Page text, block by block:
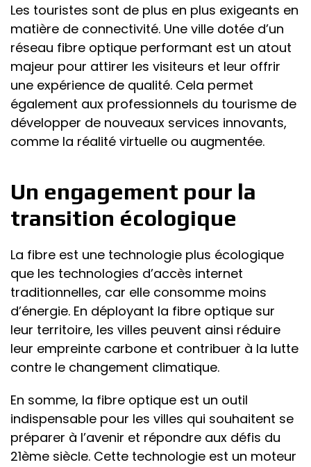
Les touristes sont de plus en plus exigeants en
matière de connectivité. Une ville dotée d’un
réseau fibre optique performant est un atout
majeur pour attirer les visiteurs et leur offrir
une expérience de qualité. Cela permet
également aux professionnels du tourisme de
développer de nouveaux services innovants,
comme la réalité virtuelle ou augmentée.
Un engagement pour la
transition écologique
La fibre est une technologie plus écologique
que les technologies d’accès internet
traditionnelles, car elle consomme moins
d’énergie. En déployant la fibre optique sur
leur territoire, les villes peuvent ainsi réduire
leur empreinte carbone et contribuer à la lutte
contre le changement climatique.
En somme, la fibre optique est un outil
indispensable pour les villes qui souhaitent se
préparer à l’avenir et répondre aux défis du
21ème siècle. Cette technologie est un moteur